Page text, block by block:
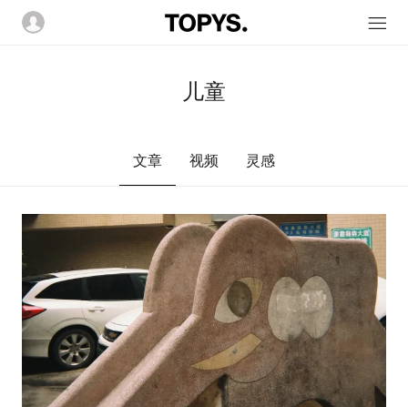
儿童
文章 视频 灵感